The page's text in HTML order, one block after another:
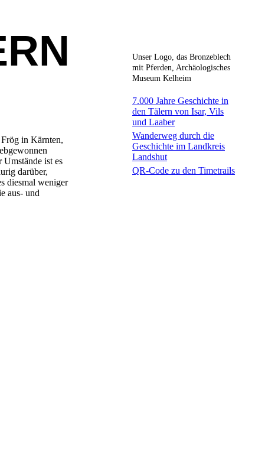
in Kärnten,
Umstände ist es
darüber,
diesmal weniger
aus- und
Unser Logo, das Bronzeblech
mit Pferden, Archäologisches
Museum Kelheim
7.000 Jahre Geschichte in
den Tälern von Isar, Vils
und Laaber
Wanderweg durch die
Geschichte im Landkreis
Landshut
QR-Code zu den Timetrails